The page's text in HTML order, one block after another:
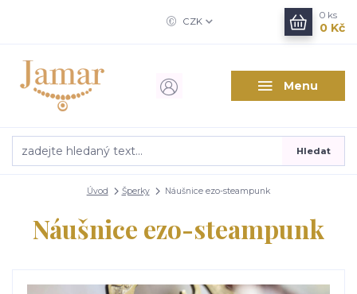
Menu
CZK
Hledat
0 ks
0 Kč
Úvod Šperky Náušnice ezo-steampunk
Náušnice ezo-steampunk